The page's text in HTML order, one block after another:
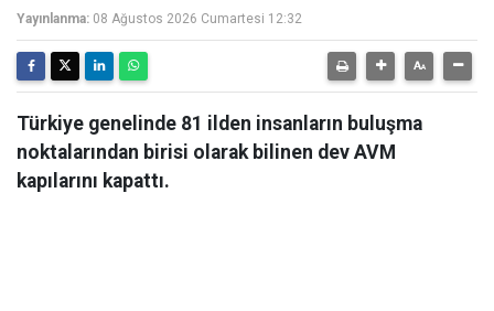
Yayınlanma: 08 Ağustos 2026 Cumartesi 12:32
Türkiye genelinde 81 ilden insanların buluşma
noktalarından birisi olarak bilinen dev AVM
kapılarını kapattı.